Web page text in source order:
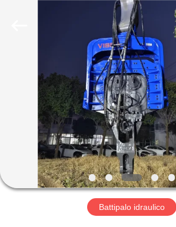
PRODOTTI
MANIFESTAZIONE
VR
Battipalo idraulico